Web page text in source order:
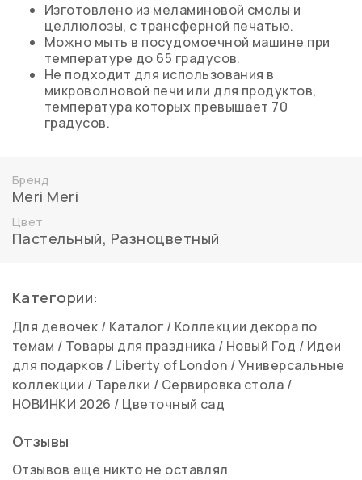
Изготовлено из меламиновой смолы и
целлюлозы, с трансферной печатью.
Можно мыть в посудомоечной машине при
температуре до 65 градусов.
Не подходит для использования в
микроволновой печи или для продуктов,
температура которых превышает 70
градусов.
Бренд
Meri Meri
Цвет
Пастельный, Разноцветный
Категории:
Для девочек / Каталог / Коллекции декора по
темам / Товары для праздника / Новый Год / Идеи
для подарков / Liberty of London /Универсальные
коллекции / Тарелки / Сервировка стола /
НОВИНКИ 2026 / Цветочный сад
Отзывы
Отзывов еще никто не оставлял